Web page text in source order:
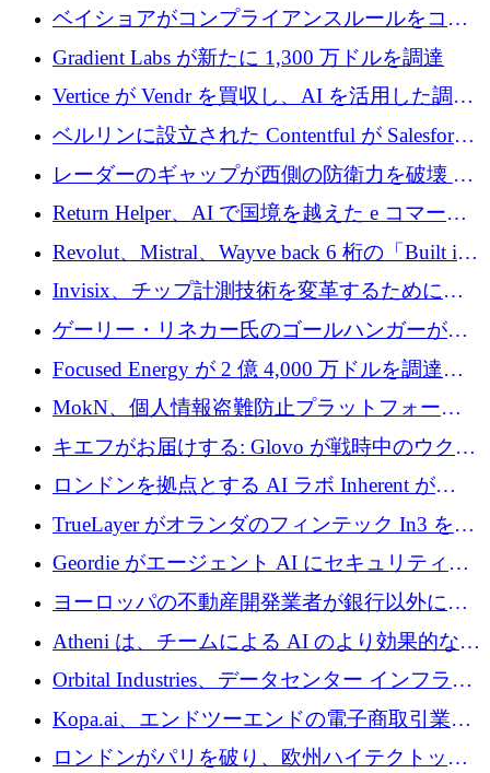
たらすために 450 万ユーロを調達
ベイショアがコンプライアンスルールをコー
ド化するために800万ドルを調達
Gradient Labs が新たに 1,300 万ドルを調達
Vertice が Vendr を買収し、AI を活用した調達
インテリジェンス プラットフォームを構築
ベルリンに設立された Contentful が Salesforce
に買収される
レーダーのギャップが西側の防衛力を破壊 —
そしてベルリンのチップスタートアップがそ
れを埋める
Return Helper、AI で国境を越えた e コマース
の返品を利益に変えるシリーズ A で 400 万ド
ルを調達
Revolut、Mistral、Wayve back 6 桁の「Built in
Europe」キャンペーン
Invisix、チップ計測技術を変革するために
2,000 万ユーロのシードラウンドを完了
ゲーリー・リネカー氏のゴールハンガーがVC
事業を開始
Focused Energy が 2 億 4,000 万ドルを調達、
TrueLayer が In3 を買収、ロンドンが首位の座
を奪還
MokN、個人情報盗難防止プラットフォーム
の成長のためにシリーズ A で 1,500 万ドルを
調達
キエフがお届けする: Glovo が戦時中のウクラ
イナで最も急速に成長する市場の 1 つをどの
ように拡大したか
ロンドンを拠点とする AI ラボ Inherent が
5,000 万ドルの資金調達でステルスから浮上
TrueLayer がオランダのフィンテック In3 を買
収、チェックアウト時にクレジットを提供
Geordie がエージェント AI にセキュリティと
ガバナンスをもたらすために 3,000 万ドルを
ヨーロッパの不動産開発業者が銀行以外にも
目を向けているため、InRentoの資金調達額は
1億ユーロを突破
Atheni は、チームによる AI のより効果的な使
用を支援するために 35 万ポンドを確保
Orbital Industries、データセンター インフラス
トラクチャ システムの拡張に 5,000 万ドルを
確保
Kopa.ai、エンドツーエンドの電子商取引業務
用の AI エージェントを構築するために 200
ロンドンがパリを破り、欧州ハイテクトップ